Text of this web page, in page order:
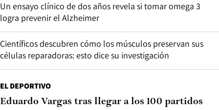
Un ensayo clínico de dos años revela si tomar omega 3
logra prevenir el Alzheimer
Científicos descubren cómo los músculos preservan sus
células reparadoras: esto dice su investigación
EL DEPORTIVO
Eduardo Vargas tras llegar a los 100 partidos